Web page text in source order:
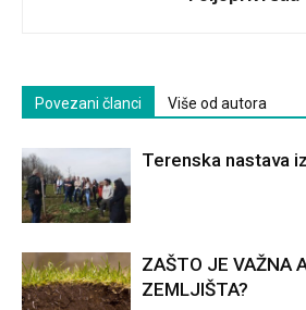
Povezani članci Više od autora
Terenska nastava
ZAŠTO JE VAŽNA
ZEMLJIŠTA?